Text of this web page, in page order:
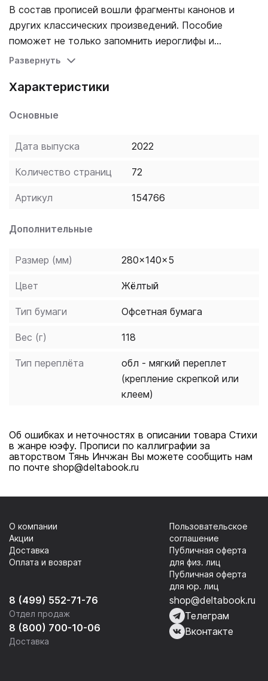
В состав прописей вошли фрагменты канонов и
других классических произведений. Пособие
поможет не только запомнить иероглифы и
обогатить словарный запас, но и познакомит с
Развернуть
Характеристики
Основные
Дата выпуска 2022
Количество страниц 72
Артикул 154766
Дополнительные
Размер (мм) 280x140x5
Цвет Жёлтый
Тип бумаги Офсетная бумага
Вес (г) 118
Тип переплёта
обл - мягкий переплет
(крепление скрепкой или
клеем)
Об ошибках и неточностях в описании товара Стихи
в жанре юэфу. Прописи по каллиграфии за
авторством Тянь Инчжан Вы можете сообщить нам
по почте shop@deltabook.ru
8 (499) 552-71-76
Отдел продаж
8 (800) 700-10-06
Доставка
О компании
Акции
Доставка
Оплата и возврат
Пользовательское
соглашение
Публичная оферта
для физ. лиц
Публичная оферта
для юр. лиц
shop@deltabook.ru
Телеграм
Вконтакте